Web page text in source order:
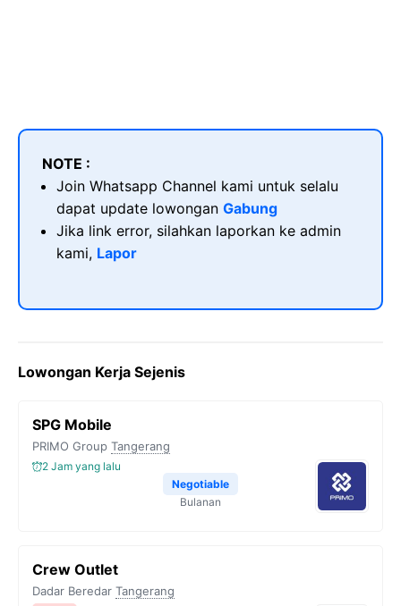
NOTE :
Join Whatsapp Channel kami untuk selalu
dapat update lowongan Gabung
Jika link error, silahkan laporkan ke admin
kami, Lapor
Lowongan Kerja Sejenis
SPG Mobile
PRIMO Group Tangerang
2 Jam yang lalu
Negotiable
Bulanan
Crew Outlet
Dadar Beredar Tangerang